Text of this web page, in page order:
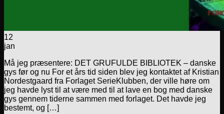
12
jan
Må jeg præsentere: DET GRUFULDE BIBLIOTEK – danske
gys før og nu For et års tid siden blev jeg kontaktet af Kristian
Nordestgaard fra Forlaget SerieKlubben, der ville høre om
jeg havde lyst til at være med til at lave en bog med danske
gys gennem tiderne sammen med forlaget. Det havde jeg
bestemt, og […]